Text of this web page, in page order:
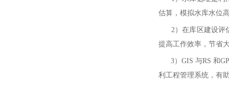
估算，模拟水库水位
2）在库区建设评估
提高工作效率，节省
3）GIS 与RS 和
利工程管理系统，有